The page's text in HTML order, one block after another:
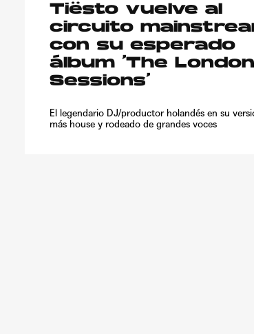
Tiësto vuelve al
circuito
con su esperado
álbum ‘The London
Sessions’
El legendario DJ/productor holandés en su
más house y rodeado de grandes voces